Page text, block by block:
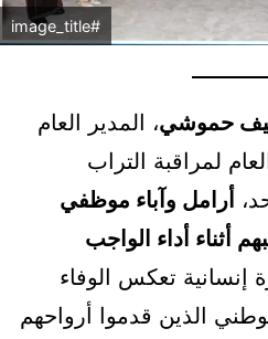
#image_title
حموشي، المدير العام
لمراقبة التراب
أرامل وآباء موظفي
أثناء أداء الواجب
إنسانية تعكس الوفاء
الذين قدموا أرواحهم